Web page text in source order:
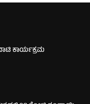
ಕಾರ್ಯಕ್ರಮ